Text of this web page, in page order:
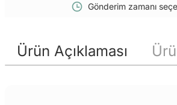
Gönderim zamanı
Ürün Açıklaması